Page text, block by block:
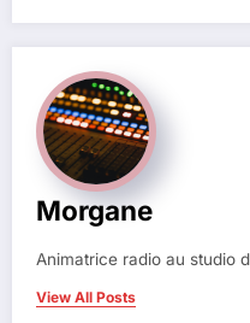
Morgane
Animatrice radio au studio
View All Posts